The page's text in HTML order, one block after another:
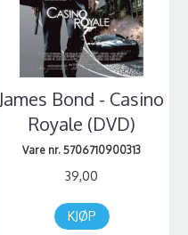
James Bond - Casino
Royale (DVD)
Vare nr. 5706710900313
39,00
KJØP